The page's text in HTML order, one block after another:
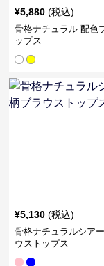
¥5,880 (税込)
骨格ナチュラル 配色
ップス
¥5,130 (税込)
骨格ナチュラルシア
ウストップス